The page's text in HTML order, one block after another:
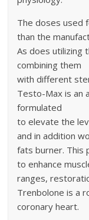
The doses used
than the
As does utilizing
combining them
with different
Testo-Max is an
formulated
to elevate the
and in addition
fats burner. This
to enhance
ranges,
Trenbolone is a
coronary heart.